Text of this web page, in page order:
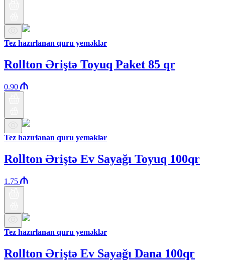
Tez hazırlanan quru yeməklər
Rollton Əriştə Toyuq Paket 85 qr
0.90
Tez hazırlanan quru yeməklər
Rollton Əriştə Ev Sayağı Toyuq 100qr
1.75
Tez hazırlanan quru yeməklər
Rollton Əriştə Ev Sayağı Dana 100qr